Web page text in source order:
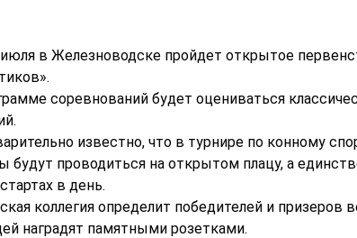
в Железноводске пройдет открытое
соревнований будет оцениваться
известно, что в турнире по конному
будут проводиться на открытом плацу, а
в день.
коллегия определит победителей и
наградят памятными розетками.